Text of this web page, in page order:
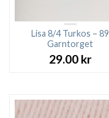
Lisa 8/4 Turkos – 89
Garntorget
29.00 kr